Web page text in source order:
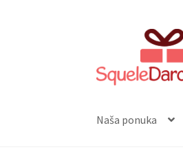
navigáciu
obsah
Naša ponuka